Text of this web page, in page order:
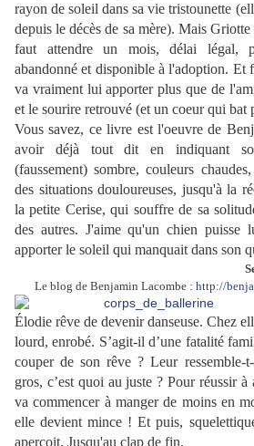
rayon de soleil dans sa vie tristounette
depuis le décès de sa mère). Mais
faut attendre un mois, délai légal,
abandonné et disponible à l'adoption. Et
va vraiment lui apporter plus que de
et le sourire retrouvé (et un coeur qui bat
Vous savez, ce livre est l'oeuvre de
avoir déjà tout dit en indiquant
(faussement) sombre, couleurs
des situations douloureuses, jusqu'à la
la petite Cerise, qui souffre de sa
des autres. J'aime qu'un chien puisse
apporter le soleil qui manquait dans son
Le blog de Benjamin Lacombe : http://
Élodie rêve de devenir danseuse. Chez
lourd, enrobé. S’agit-il d’une fatalité
couper de son rêve ? Leur ressemble-
gros, c’est quoi au juste ? Pour réussir
va commencer à manger de moins en
elle devient mince ! Et puis,
aperçoit. Jusqu'au clap de fin.